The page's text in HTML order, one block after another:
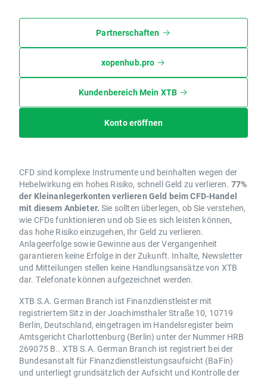
Partnerschaften
xopenhub.pro
Kundenbereich Mein XTB
Konto eröffnen
CFD sind komplexe Instrumente und beinhalten wegen der
Hebelwirkung ein hohes Risiko, schnell Geld zu verlieren. 77%
der Kleinanlegerkonten verlieren Geld beim CFD-Handel
mit diesem Anbieter. Sie sollten überlegen, ob Sie verstehen,
wie CFDs funktionieren und ob Sie es sich leisten können,
das hohe Risiko einzugehen, Ihr Geld zu verlieren.
Anlageerfolge sowie Gewinne aus der Vergangenheit
garantieren keine Erfolge in der Zukunft. Inhalte, Newsletter
und Mitteilungen stellen keine Handlungsansätze von XTB
dar. Telefonate können aufgezeichnet werden.
XTB S.A. German Branch ist Finanzdienstleister mit
registriertem Sitz in der Joachimsthaler Straße 10, 10719
Berlin, Deutschland, eingetragen im Handelsregister beim
Amtsgericht Charlottenburg (Berlin) unter der Nummer HRB
269075 B.. XTB S.A. German Branch ist registriert bei der
Bundesanstalt für Finanzdienstleistungsaufsicht (BaFin)
und unterliegt grundsätzlich der Aufsicht und Kontrolle der